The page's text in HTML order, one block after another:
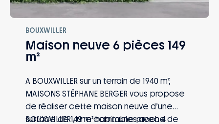
BOUXWILLER
Maison neuve 6 pièces 149
m²
A BOUXWILLER sur un terrain de 1940 m²,
MAISONS STÉPHANE BERGER vous propose
de réaliser cette maison neuve d’une
surface de 149 m² habitables avec 4
BOUXWILLER , une commune proche de